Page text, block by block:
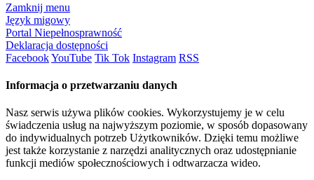
Zamknij menu
Język migowy
Portal Niepełnosprawność
Deklaracja dostępności
FacebookYouTube Tik Tok Instagram RSS
Informacja o przetwarzaniu danych
Nasz serwis używa plików cookies. Wykorzystujemy je w celu
świadczenia usług na najwyższym poziomie, w sposób dopasowany
do indywidualnych potrzeb Użytkowników. Dzięki temu możliwe
jest także korzystanie z narzędzi analitycznych oraz udostępnianie
funkcji mediów społecznościowych i odtwarzacza wideo.